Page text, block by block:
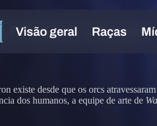
os humanos
existe desde que os orcs
dos humanos, a equipe de arte de